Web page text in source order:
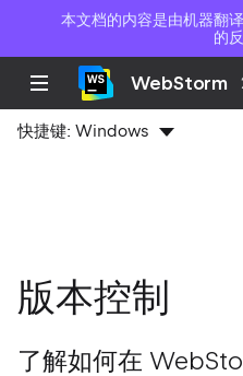
本文档的内容是由机器翻
的
WebStorm
快捷键:Windows
版本控制
了解如何在